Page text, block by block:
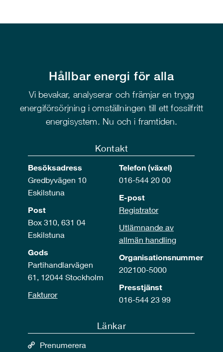
Hållbar energi för alla
Vi bevakar, analyserar och främjar en trygg
energiförsörjning i omställningen till ett fossilfritt
energisystem. Nu och i framtiden.
Kontakt
Besöksadress
Gredbyvägen 10
Eskilstuna
Post
Box 310, 631 04
Eskilstuna
Gods
Partihandlarvägen
61, 12044 Stockholm
Fakturor
Telefon (växel)
016-544 20 00
E-post
Registrator
Utlämnande av
allmän handling
Organisationsnummer
202100-5000
Presstjänst
016-544 23 99
Länkar
Prenumerera